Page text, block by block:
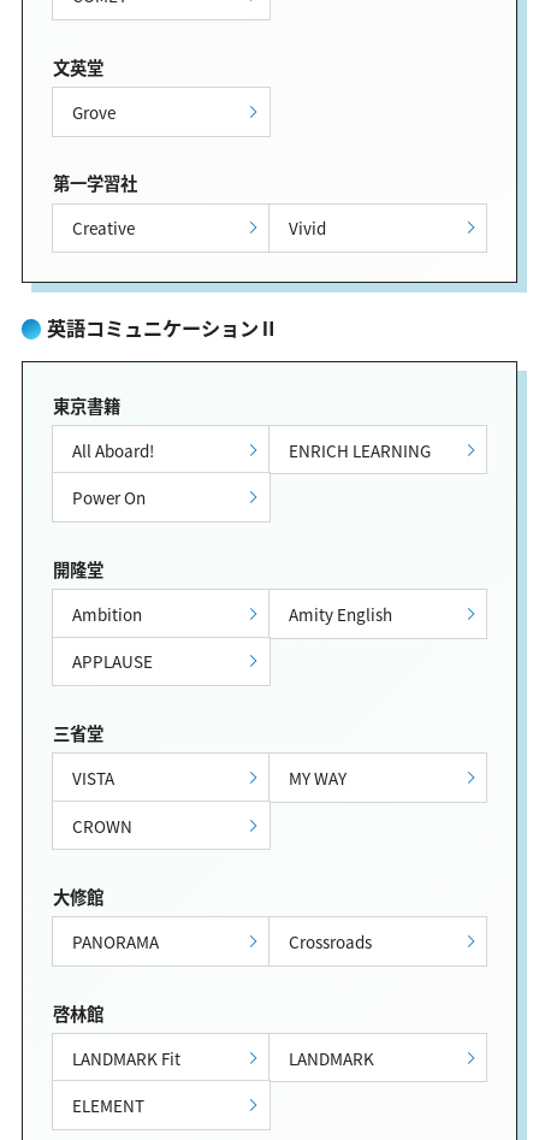
文英堂
Grove
第一学習社
Creative Vivid
英語コミュニケーションⅡ
東京書籍
All Aboard!
ENRICH LEARNING
Power On
開隆堂
Ambition
Amity English
APPLAUSE
三省堂
VISTA
MY WAY
CROWN
大修館
PANORAMA Crossroads
啓林館
LANDMARK Fit
LANDMARK
ELEMENT